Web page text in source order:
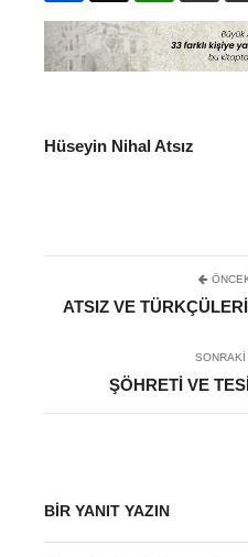
Hüseyin Nihal Atsız
ATSIZ VE
SONRAKI
ŞÖHRETI VE
BIR YANIT YAZIN